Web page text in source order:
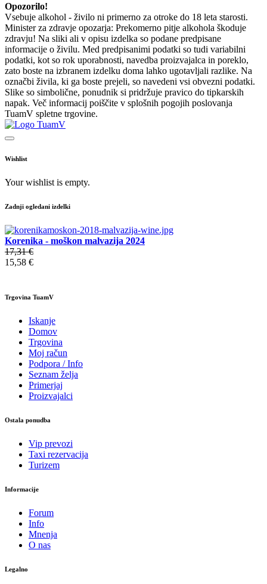
Opozorilo!
Vsebuje alkohol - živilo ni primerno za otroke do 18 leta starosti.
Minister za zdravje opozarja: Prekomerno pitje alkohola škoduje
zdravju! Na sliki ali v opisu izdelka so podane predpisane
informacije o živilu. Med predpisanimi podatki so tudi variabilni
podatki, kot so rok uporabnosti, navedba proizvajalca in poreklo,
zato boste na izbranem izdelku doma lahko ugotavljali razlike. Na
označbi živila, ki ga boste prejeli, so navedeni vsi obvezni podatki.
Slike so simbolične, ponudnik si pridržuje pravico do tipkarskih
napak. Več informacij poiščite v splošnih pogojih poslovanja
TuamV spletne trgovine.
Wishlist
Your wishlist is empty.
Zadnji ogledani izdelki
Korenika - moškon malvazija 2024
17,31 €
15,58 €
Trgovina TuamV
Iskanje
Domov
Trgovina
Moj račun
Podpora / Info
Seznam želja
Primerjaj
Proizvajalci
Ostala ponudba
Vip prevozi
Taxi rezervacija
Turizem
Informacije
Forum
Info
Mnenja
O nas
Legalno